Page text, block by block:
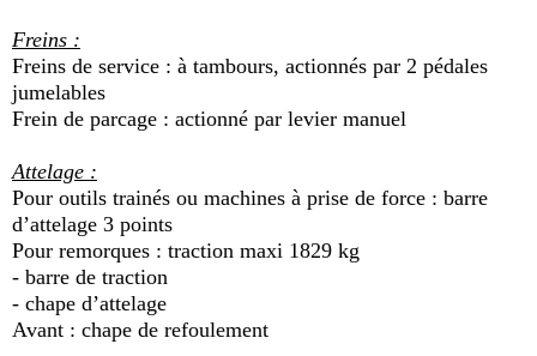
Freins :
Freins de service : à tambours, actionnés par 2 pédales
jumelables
Frein de parcage : actionné par levier manuel
Attelage :
Pour outils trainés ou machines à prise de force : barre
d’attelage 3 points
Pour remorques : traction maxi 1829 kg
- barre de traction
- chape d’attelage
Avant : chape de refoulement